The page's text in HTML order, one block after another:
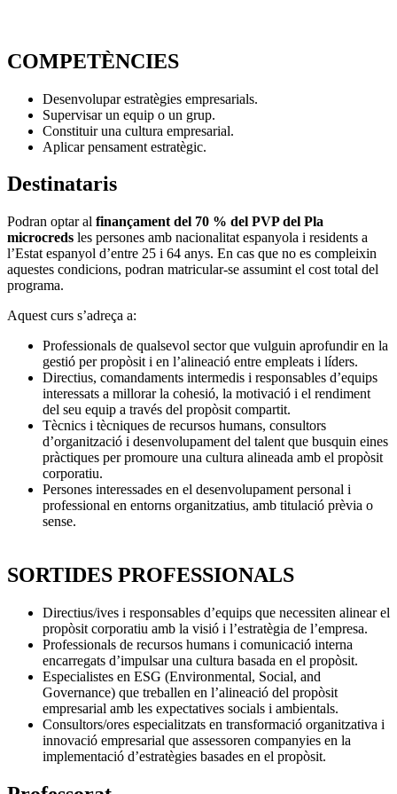
COMPETÈNCIES
Desenvolupar estratègies empresarials.
Supervisar un equip o un grup.
Constituir una cultura empresarial.
Aplicar pensament estratègic.
Destinataris
Podran optar al finançament del 70 % del PVP del Pla
microcreds les persones amb nacionalitat espanyola i residents a
l’Estat espanyol d’entre 25 i 64 anys. En cas que no es compleixin
aquestes condicions, podran matricular-se assumint el cost total del
programa.
Aquest curs s’adreça a:
Professionals de qualsevol sector que vulguin aprofundir en la
gestió per propòsit i en l’alineació entre empleats i líders.
Directius, comandaments intermedis i responsables d’equips
interessats a millorar la cohesió, la motivació i el rendiment
del seu equip a través del propòsit compartit.
Tècnics i tècniques de recursos humans, consultors
d’organització i desenvolupament del talent que busquin eines
pràctiques per promoure una cultura alineada amb el propòsit
corporatiu.
Persones interessades en el desenvolupament personal i
professional en entorns organitzatius, amb titulació prèvia o
sense.
SORTIDES PROFESSIONALS
Directius/ives i responsables d’equips que necessiten alinear el
propòsit corporatiu amb la visió i l’estratègia de l’empresa.
Professionals de recursos humans i comunicació interna
encarregats d’impulsar una cultura basada en el propòsit.
Especialistes en ESG (Environmental, Social, and
Governance) que treballen en l’alineació del propòsit
empresarial amb les expectatives socials i ambientals.
Consultors/ores especialitzats en transformació organitzativa i
innovació empresarial que assessoren companyies en la
implementació d’estratègies basades en el propòsit.